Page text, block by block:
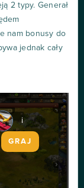
2 typy. Generał
nam bonusy do
jednak cały
i
GRAJ